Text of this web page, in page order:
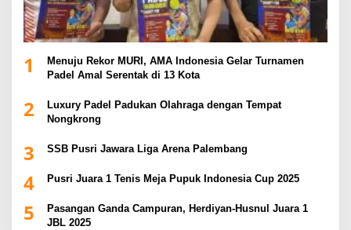
1
Menuju Rekor MURI, AMA Indonesia Gelar Turnamen
Padel Amal Serentak di 13 Kota
2
Luxury Padel Padukan Olahraga dengan Tempat
Nongkrong
3 SSB Pusri Jawara Liga Arena Palembang
4 Pusri Juara 1 Tenis Meja Pupuk Indonesia Cup 2025
5
Pasangan Ganda Campuran, Herdiyan-Husnul Juara 1
JBL 2025